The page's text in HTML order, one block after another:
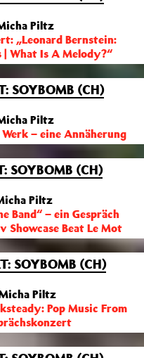
Piltz
„‪Leonard Bernstein:
| What Is A Melody?“
SOYBOMB (CH)
Piltz
– eine Annäherung
SOYBOMB (CH)
Piltz
Band“ – ein Gespräch
Beat Le Mot
SOYBOMB (CH)
Piltz
Pop Music From